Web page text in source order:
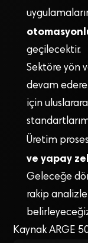
geçilecektir.
Sektöre yön
devam
için
Üretim
ve yapay
Geleceğe
rakip
Kaynak ARGE